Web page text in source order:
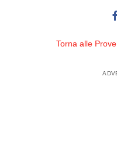
Torna alle Prove